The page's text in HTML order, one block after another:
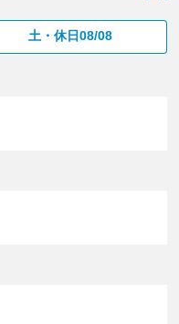
土・休日08/08